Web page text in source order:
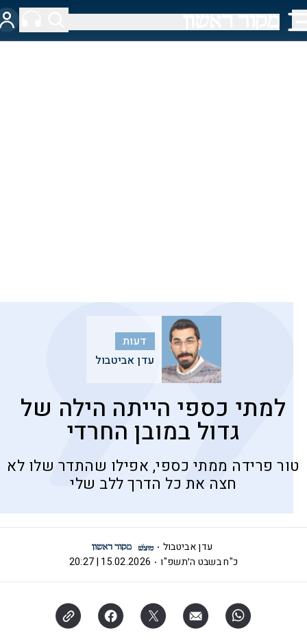
דעות
עדן אביטבול
למתי כספי הייתה הילה של
גדול במובן החרדי
טור פרידה ממתי כספי, אפילו שהתדר שלו לא
חצה את כל הדרך ללב שלי
עדן אביטבול
כ"ח בשבט ה׳תשפ"ו
15.02.2026 | 20:27